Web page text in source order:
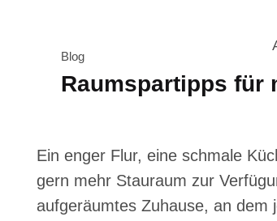
Blog
Raumspartipps für
Ein enger Flur, eine schmale
gern mehr Stauraum zur
aufgeräumtes Zuhause, an dem